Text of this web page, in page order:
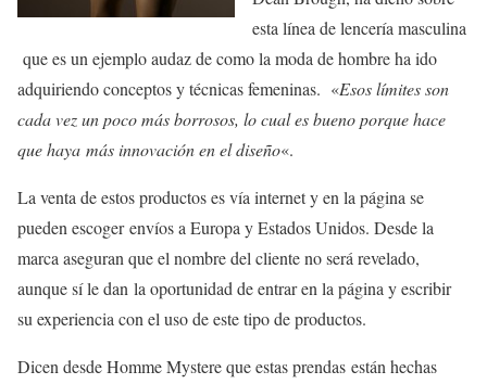
esta línea de lencería masculina
que es un ejemplo audaz de como la moda de hombre ha ido
adquiriendo conceptos y técnicas femeninas. «Esos límites son
cada vez un poco más borrosos, lo cual es bueno porque hace
que haya más innovación en el diseño«.
La venta de estos productos es vía internet y en la página se
pueden escoger envíos a Europa y Estados Unidos. Desde la
marca aseguran que el nombre del cliente no será revelado,
aunque sí le dan la oportunidad de entrar en la página y escribir
su experiencia con el uso de este tipo de productos.
Dicen desde Homme Mystere que estas prendas están hechas